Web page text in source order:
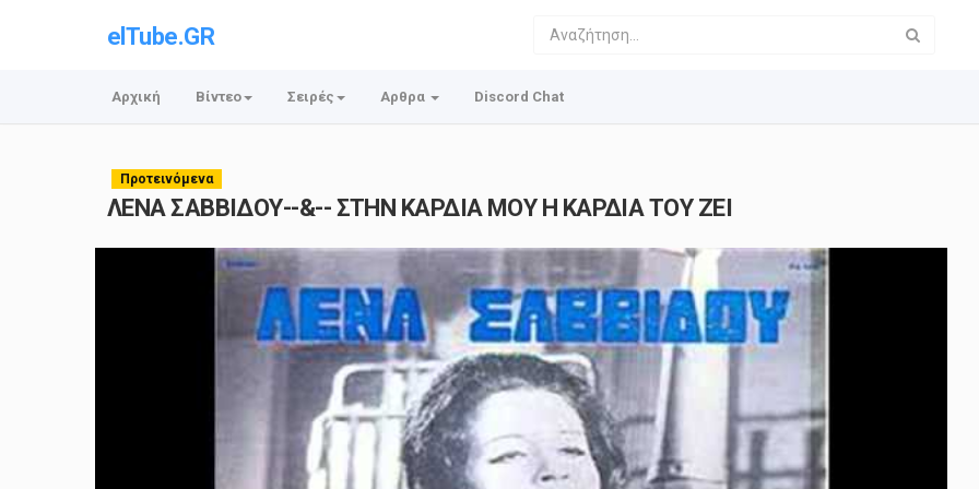
elTube.GR
Αρχική Βίντεο Σειρές Αρθρα Discord Chat
Προτεινόμενα
ΛΕΝΑ ΣΑΒΒΙΔΟΥ--&-- ΣΤΗΝ ΚΑΡΔΙΑ ΜΟΥ Η ΚΑΡΔΙΑ ΤΟΥ ΖΕΙ